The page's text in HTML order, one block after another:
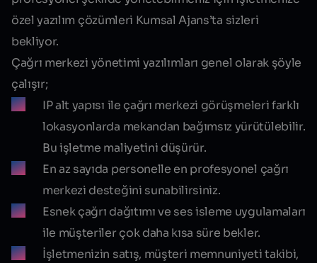
özel yazılım çözümleri Kumsal Ajans’ta sizleri
bekliyor.
Çağrı merkezi yönetimi yazılımları genel olarak şöyle
çalışır;
IP alt yapısı ile çağrı merkezi görüşmeleri farklı
lokasyonlarda mekandan bağımsız yürütülebilir.
Bu işletme maliyetini düşürür.
En az sayıda personelle en profesyonel çağrı
merkezi desteğini sunabilirsiniz.
Esnek çağrı dağıtımı ve ses isleme uygulamaları
ile müşteriler çok daha kısa süre bekler.
İşletmenizin satış, müşteri memnuniyeti takibi,